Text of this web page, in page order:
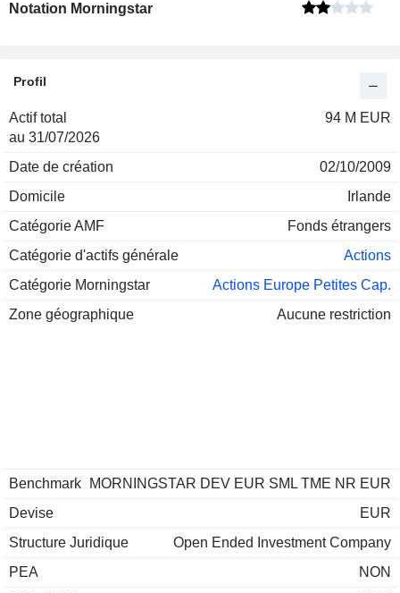
Notation Morningstar
Profil
Actif total
au 31/07/2026
94 M EUR
Date de création
02/10/2009
Domicile
Irlande
Catégorie AMF
Fonds étrangers
Catégorie d'actifs générale
Actions
Catégorie Morningstar
Actions Europe Petites Cap.
Zone géographique
Aucune restriction
Benchmark
MORNINGSTAR DEV EUR SML TME NR EUR
Devise
EUR
Structure Juridique
Open Ended Investment Company
PEA
NON